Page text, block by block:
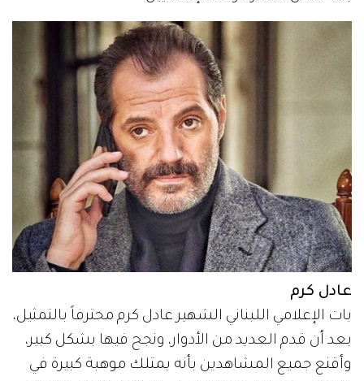
عادل كرم
بات الإعلامي اللبناني الشهير عادل كرم محترفاً بالتمثيل،
بعد أن قدم العديد من الأدوار، ونجح فيها بشكل كبير،
وأقنع جميع المشاهدين بأنه يمتلك موهبة كبيرة في